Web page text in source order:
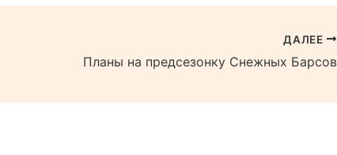
ДАЛЕЕ
Планы на предсезонку Снежных Барсов